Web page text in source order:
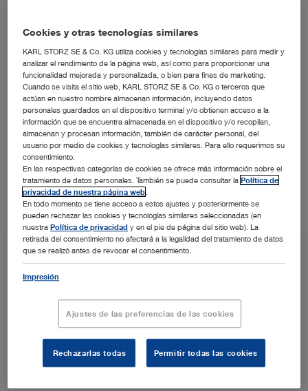
Formación con
expertos
Conscientes de nuestra gran responsabilidad con la
salud de la mujer, ofrecemos diversas actividades y
talleres formativos de endoscopia.
DESTACADOS
Productos
Cookies y otras tecnologías similares
KARL STORZ SE & Co. KG utiliza cookies y tecnologías similares para medir y
analizar el rendimiento de la página web, así como para proporcionar una
funcionalidad mejorada y personalizada, o bien para fines de marketing.
Cuando se visita el sitio web, KARL STORZ SE & Co. KG o terceros que
actúan en nuestro nombre almacenan información, incluyendo datos
personales guardados en el dispositivo terminal y/o obtienen acceso a la
información que se encuentra almacenada en el dispositivo y/o recopilan,
almacenan y procesan información, también de carácter personal, del
usuario por medio de cookies y tecnologías similares. Para ello requerimos su
consentimiento.
En las respectivas categorías de cookies se ofrece más información sobre el
tratamiento de datos personales. También se puede consultar laPolítica de
privacidad de nuestra página web.
En todo momento se tiene acceso a estos ajustes y posteriormente se
pueden rechazar las cookies y tecnologías similares seleccionadas (en
nuestraPolítica de privacidad y en el pie de página del sitio web). La
retirada del consentimiento no afectará a la legalidad del tratamiento de datos
que se realizó antes de revocar el consentimiento.
Impresión
Ajustes de las preferencias de las cookies
Rechazarlas todas Permitir todas las cookies